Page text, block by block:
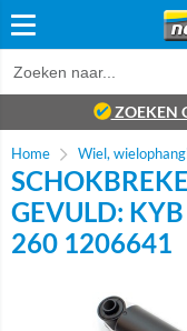
ZOEKEN
Home Wiel,
GEVULD:
260 1206641